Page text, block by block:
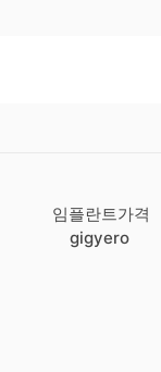
임플란트가격
gigyero